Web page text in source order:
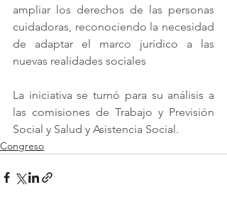
ampliar los derechos de las personas
cuidadoras, reconociendo la necesidad
de adaptar el marco jurídico a las
nuevas realidades sociales
La iniciativa se turnó para su análisis a
las comisiones de Trabajo y Previsión
Social y Salud y Asistencia Social.
Congreso